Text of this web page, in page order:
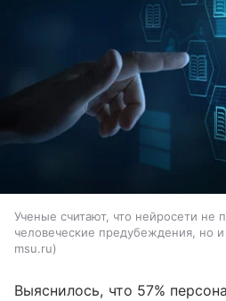
Ученые считают, что нейросети не
человеческие предубеждения, но
msu.ru
Выяснилось, что 57%